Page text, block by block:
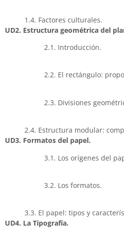
1.4. Factores culturales.
UD2. Estructura geométrica del
2.1. Introducción.
2.2. El rectángulo:
2.3. Divisiones
2.4. Estructura modular:
UD3. Formatos del papel.
3.1. Los orígenes del
3.2. Los formatos.
3.3. El papel: tipos y
UD4. La Tipografía.